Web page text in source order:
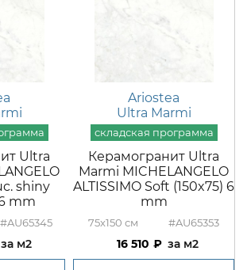
Ultra
shiny
mm
#AU65345
м2
Ariostea
Ultra Marmi
Керамогранит Ultra
Marmi MICHELANGELO
ALTISSIMO Soft (150x75) 6
mm
75x150 #AU65353
16 510 м2